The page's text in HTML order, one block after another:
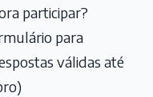
participar?
para
válidas até